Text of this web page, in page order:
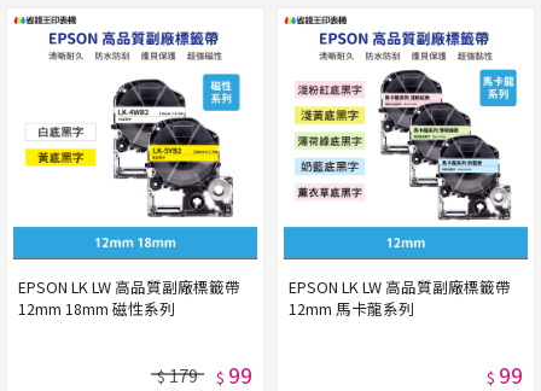
EPSON LK LW 高品質副廠標籤帶
12mm 18mm 磁性系列
$179 $ 99
EPSON LK LW 高品質副廠標籤帶
12mm 馬卡龍系列
$ 99